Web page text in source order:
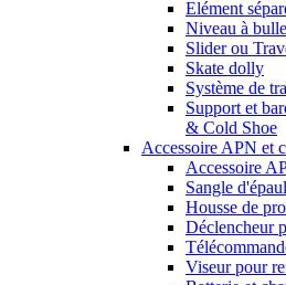
Elément
Niveau à
Slider ou
Skate dolly
Système de
Support et
& Cold Shoe
Accessoire APN et
Accessoire
Sangle
Housse de
Déclencheur
Viseur pour